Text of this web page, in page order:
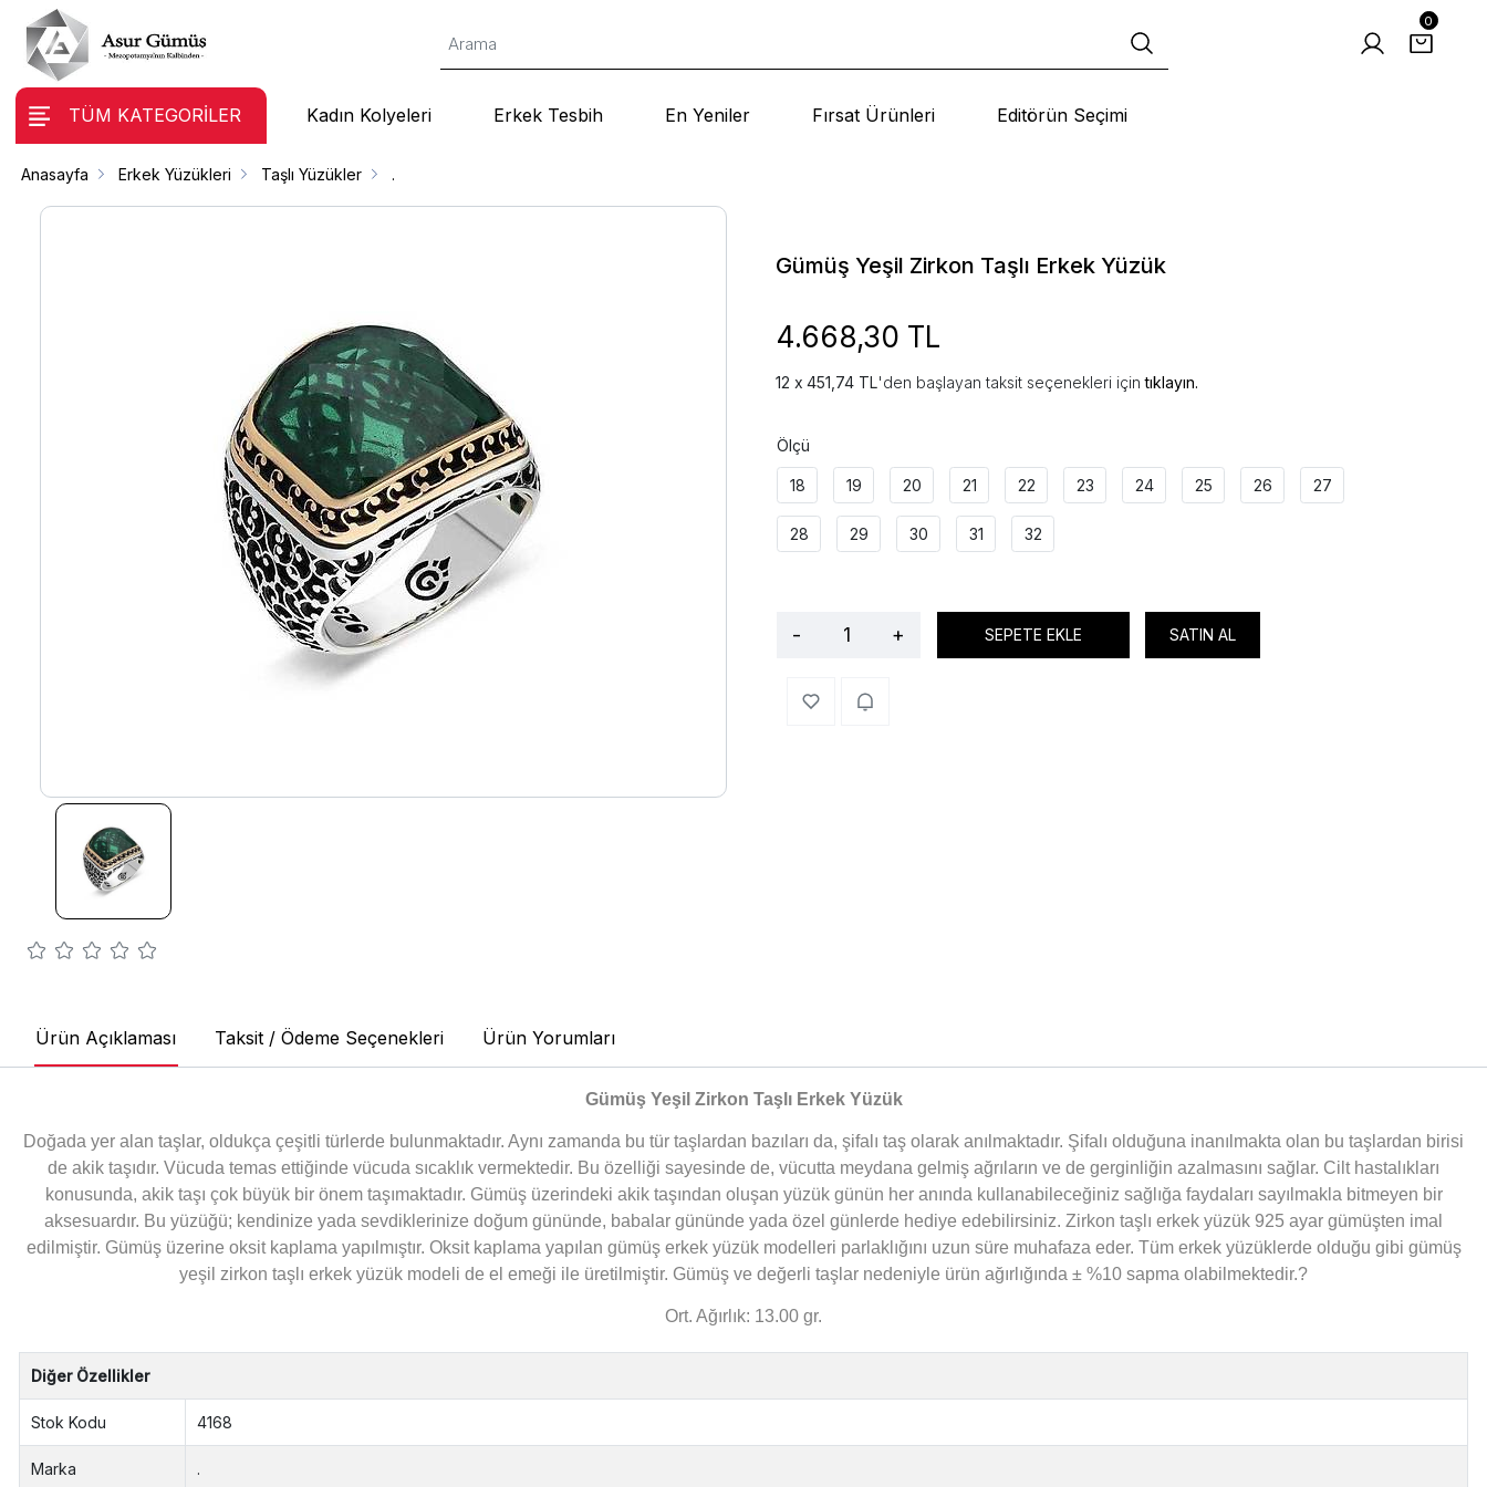
0
TÜM KATEGORİLER Kadın Kolyeleri Erkek Tesbih En Yeniler Fırsat Ürünleri Editörün Seçimi
Anasayfa Erkek Yüzükleri Taşlı Yüzükler .
Gümüş Yeşil Zirkon Taşlı Erkek Yüzük
4.668,30 TL
451,74 TL'den başlayan taksit seçenekleri içintıklayın.
Ölçü
18 19 20 21 22 23 24 25 26 27
28 29 30 31 32
- + SEPETE EKLE SATIN AL
Ürün Açıklaması Taksit / Ödeme Seçenekleri Ürün Yorumları
Gümüş Yeşil Zirkon Taşlı Erkek Yüzük
Doğada yer alan taşlar, oldukça çeşitli türlerde bulunmaktadır. Aynı zamanda bu tür taşlardan bazıları da, şifalı taş olarak anılmaktadır. Şifalı olduğuna inanılmakta olan bu taşlardan birisi
de akik taşıdır. Vücuda temas ettiğinde vücuda sıcaklık vermektedir. Bu özelliği sayesinde de, vücutta meydana gelmiş ağrıların ve de gerginliğin azalmasını sağlar. Cilt hastalıkları
konusunda, akik taşı çok büyük bir önem taşımaktadır. Gümüş üzerindeki akik taşından oluşan yüzük günün her anında kullanabileceğiniz sağlığa faydaları sayılmakla bitmeyen bir
aksesuardır. Bu yüzüğü; kendinize yada sevdiklerinize doğum gününde, babalar gününde yada özel günlerde hediye edebilirsiniz. Zirkon taşlı erkek yüzük 925 ayar gümüşten imal
edilmiştir. Gümüş üzerine oksit kaplama yapılmıştır. Oksit kaplama yapılan gümüş erkek yüzük modelleri parlaklığını uzun süre muhafaza eder. Tüm erkek yüzüklerde olduğu gibi gümüş
yeşil zirkon taşlı erkek yüzük modeli de el emeği ile üretilmiştir. Gümüş ve değerli taşlar nedeniyle ürün ağırlığında ± %10 sapma olabilmektedir.?
Ort. Ağırlık: 13.00 gr.
Diğer Özellikler
Stok Kodu 4168
Marka .